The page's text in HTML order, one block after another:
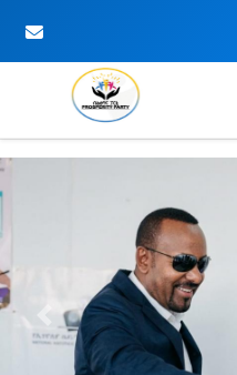
Skip to Main Content
Previous